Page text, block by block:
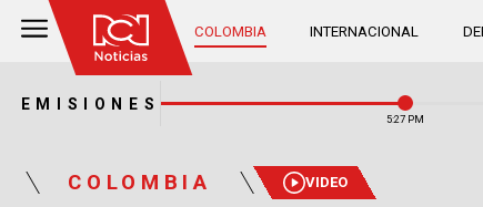
COLOMBIA INTERNACIONAL
EMISIONES
5:27 PM
COLOMBIA VIDEO